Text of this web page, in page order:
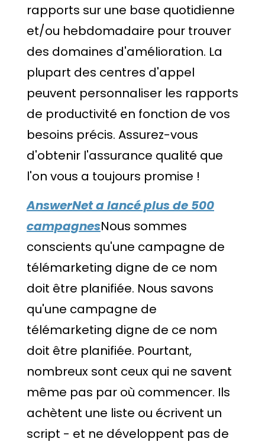
rapports sur une base quotidienne
et/ou hebdomadaire pour trouver
des domaines d'amélioration. La
plupart des centres d'appel
peuvent personnaliser les rapports
de productivité en fonction de vos
besoins précis. Assurez-vous
d'obtenir l'assurance qualité que
l'on vous a toujours promise !
AnswerNet a lancé plus de 500
campagnesNous sommes
conscients qu'une campagne de
télémarketing digne de ce nom
doit être planifiée. Nous savons
qu'une campagne de
télémarketing digne de ce nom
doit être planifiée. Pourtant,
nombreux sont ceux qui ne savent
même pas par où commencer. Ils
achètent une liste ou écrivent un
script - et ne développent pas de